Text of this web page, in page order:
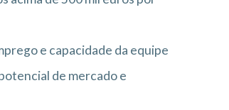
e capacidade da equipe
de mercado e